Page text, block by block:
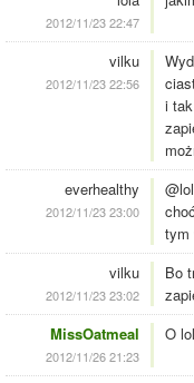
2012/11/23 22:47
vilku
2012/11/23 22:56
i
everhealthy
2012/11/23 23:00
tym
vilku
2012/11/23 23:02
Bo
MissOatmeal
2012/11/26 21:23
O